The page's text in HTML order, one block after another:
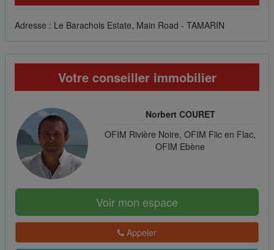
Adresse : Le Barachois Estate, Main Road - TAMARIN
Votre conseiller immobilier
Norbert COURET
OFIM Rivière Noire, OFIM Flic en Flac,
OFIM Ebène
Voir mon espace
Appeler